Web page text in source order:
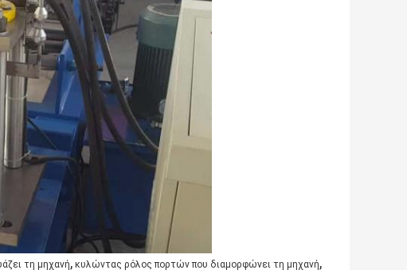
τη μηχανή, κυλώντας ρόλος πορτών που διαμορφώνει τη μηχανή,